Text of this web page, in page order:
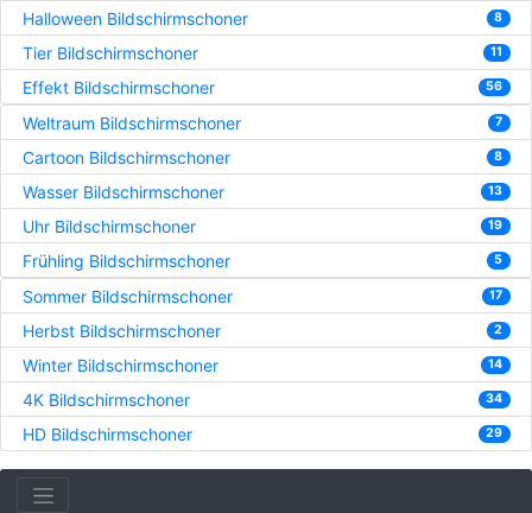
Halloween Bildschirmschoner 8
Tier Bildschirmschoner 11
Effekt Bildschirmschoner 56
Weltraum Bildschirmschoner 7
Cartoon Bildschirmschoner 8
Wasser Bildschirmschoner 13
Uhr Bildschirmschoner 19
Frühling Bildschirmschoner 5
Sommer Bildschirmschoner 17
Herbst Bildschirmschoner 2
Winter Bildschirmschoner 14
4K Bildschirmschoner 34
HD Bildschirmschoner 29